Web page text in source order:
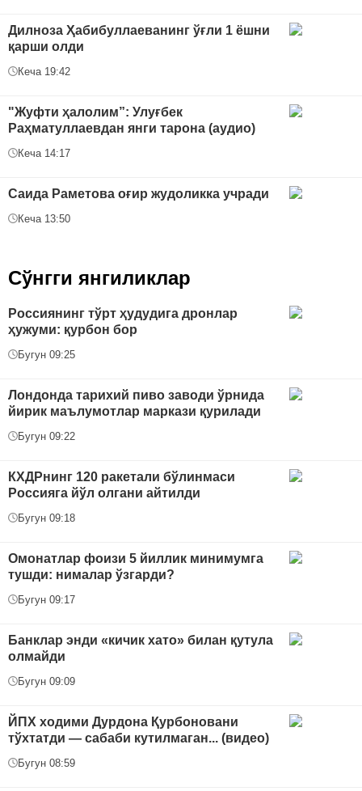
Дилноза Ҳабибуллаеванинг ўғли 1 ёшни
қарши олди
Кеча 19:42
"Жуфти ҳалолим”: Улуғбек
Раҳматуллаевдан янги тарона (аудио)
Кеча 14:17
Саида Раметова оғир жудоликка учради
Кеча 13:50
Сўнгги янгиликлар
Россиянинг тўрт ҳудудига дронлар
ҳужуми: қурбон бор
Бугун 09:25
Лондонда тарихий пиво заводи ўрнида
йирик маълумотлар маркази қурилади
Бугун 09:22
КХДРнинг 120 ракетали бўлинмаси
Россияга йўл олгани айтилди
Бугун 09:18
Омонатлар фоизи 5 йиллик минимумга
тушди: нималар ўзгарди?
Бугун 09:17
Банклар энди «кичик хато» билан қутула
олмайди
Бугун 09:09
ЙПХ ходими Дурдона Қурбоновани
тўхтатди — сабаби кутилмаган... (видео)
Бугун 08:59